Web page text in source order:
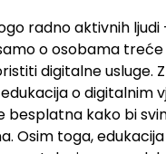
radno aktivnih ljudi
o osobama treće
digitalne usluge.
o digitalnim
besplatna kako bi
Osim toga,